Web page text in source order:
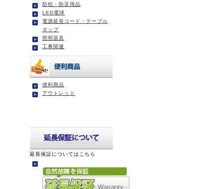
防犯・防災用品
LED電球
電源延長コード・テーブル
タップ
照明器具
工事関連
便利商品
アウトレット
延長保証についてはこちら